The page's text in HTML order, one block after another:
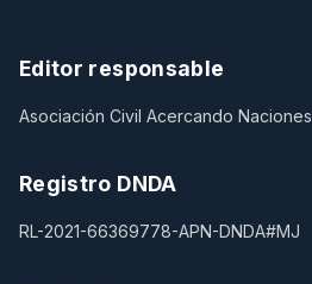
Editor responsable
Asociación Civil Acercando Naciones
Registro DNDA
RL-2021-66369778-APN-DNDA#MJ